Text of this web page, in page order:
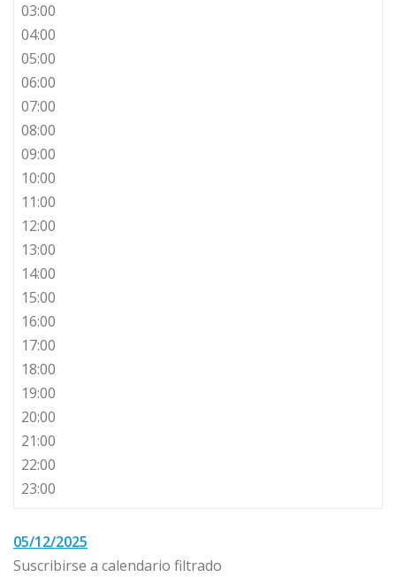
03:00
04:00
05:00
06:00
07:00
08:00
09:00
10:00
11:00
12:00
13:00
14:00
15:00
16:00
17:00
18:00
19:00
20:00
21:00
22:00
23:00
05/12/2025
Suscribirse a calendario filtrado